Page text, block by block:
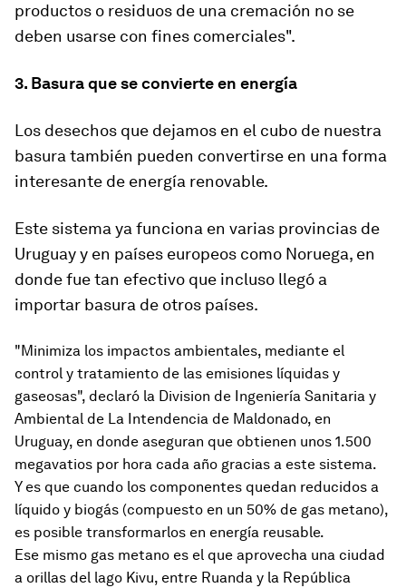
productos o residuos de una cremación no se
deben usarse con fines comerciales".
3. Basura que se convierte en energía
Los desechos que dejamos en el cubo de nuestra
basura también pueden convertirse en una forma
interesante de energía renovable.
Este sistema ya funciona en varias provincias de
Uruguayy en países europeos como Noruega, en
donde fue tan efectivo que incluso llegó a
importar basura de otros países.
"Minimiza los impactos ambientales, mediante el
control y tratamiento de las emisiones líquidas y
gaseosas", declaró la Division de Ingeniería Sanitaria y
Ambiental de La Intendencia de Maldonado, en
Uruguay, en donde aseguran que obtienen unos 1.500
megavatios por hora cada año gracias a este sistema.
Y es que cuando los componentes quedan reducidos a
líquido y biogás (compuesto en un 50% de gas metano),
es posible transformarlos en energía reusable.
Ese mismo gas metano es el que aprovecha una ciudad
a orillas del lago Kivu, entre Ruanda y la República